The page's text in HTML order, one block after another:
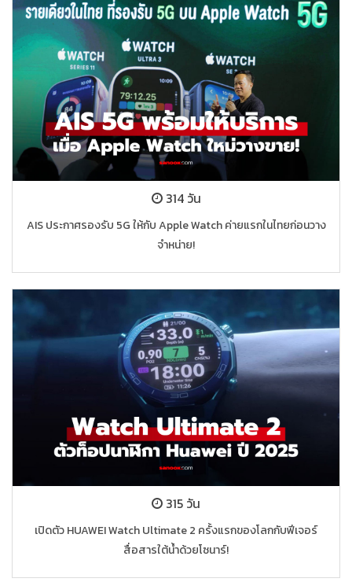
314 วัน
AIS ประกาศรองรับ 5G ให้กับ Apple Watch ค่ายแรกในไทยก่อนวาง
จำหน่าย!
315 วัน
เปิดตัว HUAWEI Watch Ultimate 2 ครั้งแรกของโลกกับฟีเจอร์
สื่อสารใต้น้ำด้วยโซนาร์!